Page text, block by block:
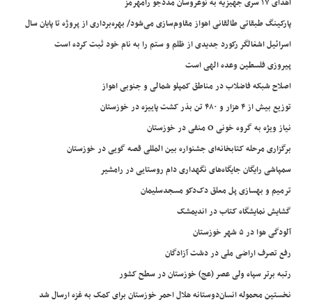
پارکینگ طبقاتی طالقانی اهواز مقاوم‌سازی می‌شود/ بهره‌برداری از پروژه تا پایان سال
اسرائیل اشغالگر رکورد جدیدی از ظلم و ستم را به نام خود ثبت کرده است
پیروزی فلسطین وعده الهی است
اصلاح شبکه فاضلاب در مناطق کمپلو شمالی و جنوبی اهواز
توزیع بیش از ۴ هزار و ۴۸۰ تن بذر کشت پاییزه در خوزستان
نیاز ویژه به گروه خونی O منفی در خوزستان
برگزاری مرحله کتابخانه‌ای جشنواره بین المللی قصه گویی در خوزستان
سمپاشی رایگان جایگاه‌های نگهداری دام روستایی در رامشیر
ترمیم و بهسازی پل معلق دک‌دکو مسجدسلیمان
گشایش نمایشگاه کتاب در اندیمشک
آلودگی هوا در ۵ شهر خوزستان
رفع تصرف اراضی ملی در دشت آزادگان
رتبه برتر سپاه ولی عصر (عج) خوزستان در سطح کشور
نخستین محموله انسان‌دوستانه هلال احمر خوزستان برای کمک به غزه ارسال شد